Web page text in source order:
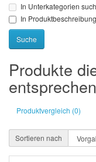
In Unterkategorien
In
Produkte
entsprechen
Produktvergleich (0)
Sortieren nach